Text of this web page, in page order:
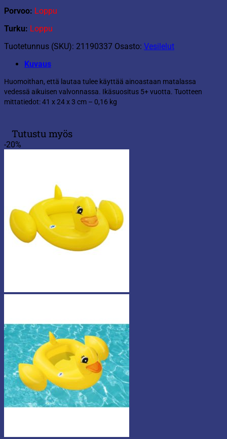
Porvoo: Loppu
Turku: Loppu
Tuotetunnus (SKU): 21190337 Osasto: Vesilelut
Kuvaus
Huomoithan, että lautaa tulee käyttää ainoastaan matalassa
vedessä aikuisen valvonnassa. Ikäsuositus 5+ vuotta. Tuotteen
mittatiedot: 41 x 24 x 3 cm – 0,16 kg
Tutustu myös
-20%